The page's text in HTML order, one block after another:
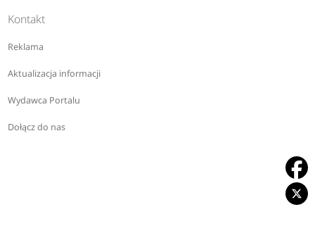
Kontakt
Reklama
Aktualizacja informacji
Wydawca Portalu
Dołącz do nas